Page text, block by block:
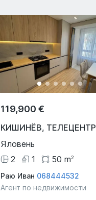
119,900 €
КИШИНЁВ, ТЕЛЕЦЕНТР
Яловень
2
1 50 m2
Раю Иван 068444532
Агент по недвижимости